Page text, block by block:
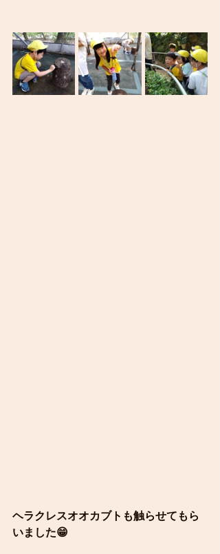
ヘラクレスオオカブトも触らせてもら
いました😁